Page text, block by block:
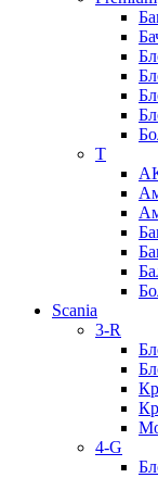
T
Scania
3-R
4-G